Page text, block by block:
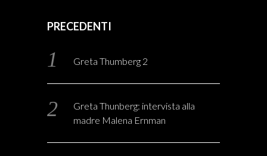
PRECEDENTI
Greta Thumberg 2
Greta Thunberg: intervista alla
madre Malena Ernman